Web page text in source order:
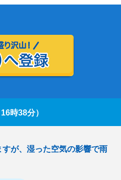
16時38分）
が、湿った空気の影響で雨